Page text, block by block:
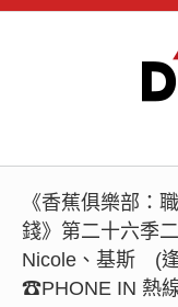
《香蕉俱樂部：
錢》第二十六季
Nicole、基斯 (
☎PHONE IN 熱